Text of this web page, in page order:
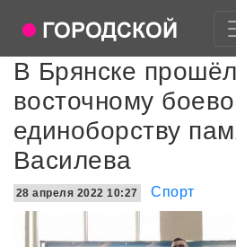
В Брянске
восточному
единоборству
Василева
28 апреля 2022 10:27 Спорт